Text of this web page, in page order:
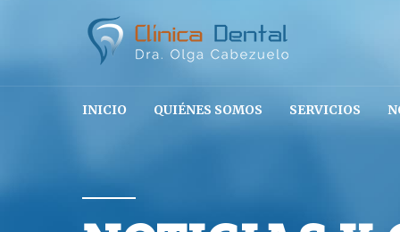
INICIO QUIÉNES SOMOS SERVICIOS